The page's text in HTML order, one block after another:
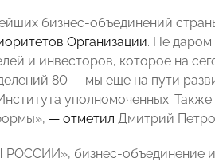
бизнес-объединений
Организации. Не даром
и инвесторов, которое на
80 — мы еще на пути
уполномоченных.
— отметил Дмитрий
бизнес-объединение и